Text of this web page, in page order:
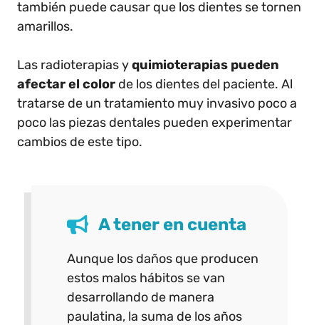
también puede causar que los dientes se tornen
amarillos.
Las radioterapias yquimioterapias pueden
afectar el color de los dientes del paciente. Al
tratarse de un tratamiento muy invasivo poco a
poco las piezas dentales pueden experimentar
cambios de este tipo.
A tener en cuenta
Aunque los daños que producen
estos malos hábitos se van
desarrollando de manera
paulatina, la suma de los años